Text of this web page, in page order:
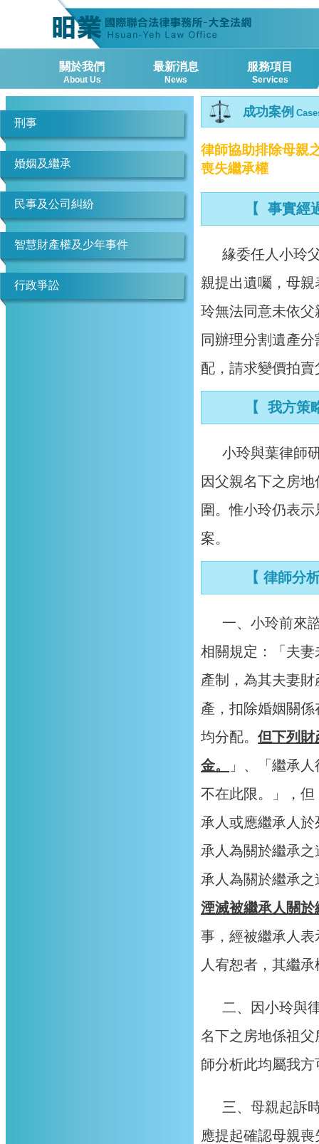
關於我們
About Us
最新消息
News
服務項目
Services
刑事
婚姻及繼承
民事及公司糾紛
智慧財產權及少年事件
行政爭訟
成功案例
律師協助排除母親
喪失繼承權
【 事實經
緣委任人小玲
親提出遺囑，母
玲無法同意未依
同辦理分割遺產
配，請求變價拍
【 我方策
小玲與葉律師
因父親名下之房
圍。惟小玲仍表
案。
【 律師分
一、小玲前來
相關規定：「夫
產制，為其夫妻
產，扣除婚姻關
均分配。 但下列財
金。
」、「繼承
不在此限。」，
承人或應繼承人
承人為關於繼承
承人為關於繼承
湮滅被繼承人關
事，經被繼承人
人宥恕者，其繼
二、因小玲與
名下之房地係祖
師分析此均屬我
三、母親起訴
應提起確認母親